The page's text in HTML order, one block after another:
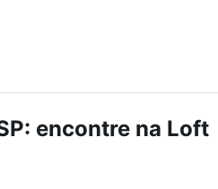
encontre na Loft